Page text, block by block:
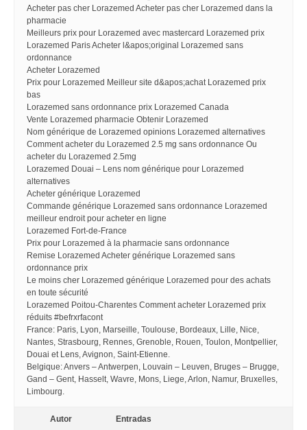
Acheter pas cher Lorazemed Acheter pas cher Lorazemed dans la
pharmacie
Meilleurs prix pour Lorazemed avec mastercard Lorazemed prix
Lorazemed Paris Acheter l&apos;original Lorazemed sans
ordonnance
Acheter Lorazemed
Prix pour Lorazemed Meilleur site d&apos;achat Lorazemed prix
bas
Lorazemed sans ordonnance prix Lorazemed Canada
Vente Lorazemed pharmacie Obtenir Lorazemed
Nom générique de Lorazemed opinions Lorazemed alternatives
Comment acheter du Lorazemed 2.5 mg sans ordonnance Ou
acheter du Lorazemed 2.5mg
Lorazemed Douai – Lens nom générique pour Lorazemed
alternatives
Acheter générique Lorazemed
Commande générique Lorazemed sans ordonnance Lorazemed
meilleur endroit pour acheter en ligne
Lorazemed Fort-de-France
Prix pour Lorazemed à la pharmacie sans ordonnance
Remise Lorazemed Acheter générique Lorazemed sans
ordonnance prix
Le moins cher Lorazemed générique Lorazemed pour des achats
en toute sécurité
Lorazemed Poitou-Charentes Comment acheter Lorazemed prix
réduits #befrxrfacont
France: Paris, Lyon, Marseille, Toulouse, Bordeaux, Lille, Nice,
Nantes, Strasbourg, Rennes, Grenoble, Rouen, Toulon, Montpellier,
Douai et Lens, Avignon, Saint-Etienne.
Belgique: Anvers – Antwerpen, Louvain – Leuven, Bruges – Brugge,
Gand – Gent, Hasselt, Wavre, Mons, Liege, Arlon, Namur, Bruxelles,
Limbourg.
Autor Entradas